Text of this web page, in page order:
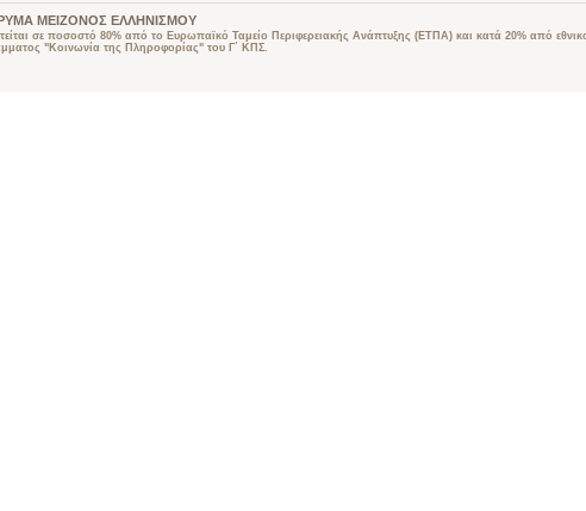
ΜΕΙΖΟΝΟΣ ΕΛΛΗΝΙΣΜΟΥ
σε ποσοστό 80% από το Ευρωπαϊκό Ταμείο Περιφερειακής Ανάπτυξης (ΕΤΠΑ) και κατά 20% από
"Κοινωνία της Πληροφορίας" του Γ΄ ΚΠΣ.